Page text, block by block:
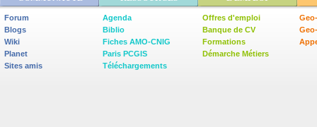
Forum
Blogs
Wiki
Planet
Sites amis
Agenda
Biblio
Fiches AMO-CNIG
Paris PCGIS
Téléchargements
Offres d'emploi
Banque de CV
Formations
Démarche Métiers